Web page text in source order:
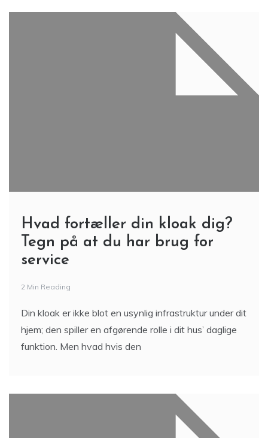
Hvad fortæller din kloak dig?
Tegn på at du har brug for
service
2 Min Reading
Din kloak er ikke blot en usynlig infrastruktur under dit
hjem; den spiller en afgørende rolle i dit hus’ daglige
funktion. Men hvad hvis den